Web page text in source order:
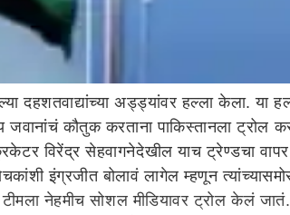
दहशतवाद्यांच्या अड्ड्यांवर हल्ला केला. या
कौतुक करताना पाकिस्तानला ट्रोल
विरेंद्र सेहवागनेदेखील याच ट्रेण्डचा
इंग्रजीत बोलावं लागेल म्हणून
टीमला नेहमीच सोशल मीडियावर ट्रोल केलं